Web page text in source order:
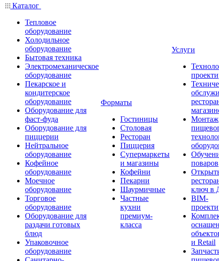
Каталог
Тепловое
оборудование
Холодильное
оборудование
Бытовая техника
Электромеханическое
оборудование
Пекарское и
кондитерское
оборудование
Оборудование для
фаст-фуда
Оборудование для
пиццерии
Нейтральное
оборудование
Кофейное
оборудование
Моечное
оборудование
Торговое
оборудование
Оборудование для
раздачи готовых
блюд
Упаковочное
оборудование
Форматы
Гостиницы
Столовая
Ресторан
Пиццерия
Супермаркеты
и магазины
Кофейни
Пекарни
Шаурмичные
Частные
кухни
премиум-
класса
Услуги
Монтаж
поваров
ключ в
BIM-
и Retail